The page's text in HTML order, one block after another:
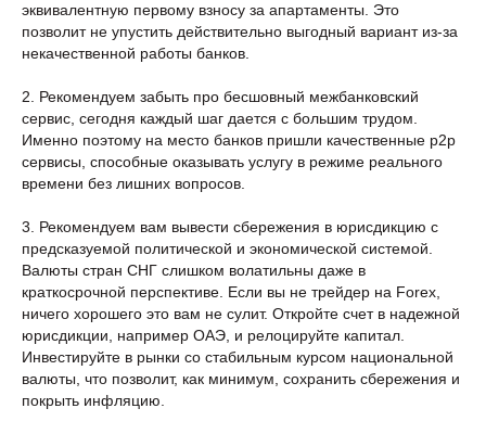
эквивалентную первому взносу за апартаменты. Это
позволит не упустить действительно выгодный вариант из-за
некачественной работы банков.
2. Рекомендуем забыть про бесшовный межбанковский
сервис, сегодня каждый шаг дается с большим трудом.
Именно поэтому на место банков пришли качественные p2p
сервисы, способные оказывать услугу в режиме реального
времени без лишних вопросов.
3. Рекомендуем вам вывести сбережения в юрисдикцию с
предсказуемой политической и экономической системой.
Валюты стран СНГ слишком волатильны даже в
краткосрочной перспективе. Если вы не трейдер на Forex,
ничего хорошего это вам не сулит. Откройте счет в надежной
юрисдикции, например ОАЭ, и релоцируйте капитал.
Инвестируйте в рынки со стабильным курсом национальной
валюты, что позволит, как минимум, сохранить сбережения и
покрыть инфляцию.